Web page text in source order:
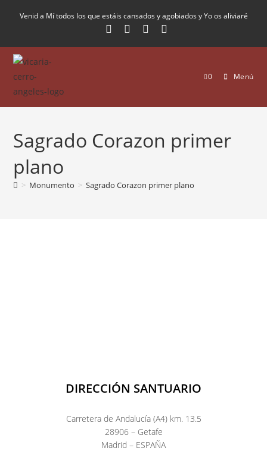
Venid a Mí todos los que estáis cansados y agobiados y Yo os aliviaré
0 Menú
Sagrado Corazon primer
plano
> Monumento > Sagrado Corazon primer plano
DIRECCIÓN SANTUARIO
Carretera de Andalucía (A4) km. 13.5
28906 – Getafe
Madrid – ESPAÑA